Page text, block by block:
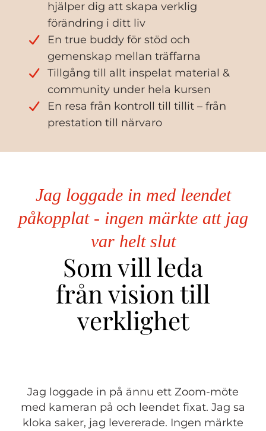
hjälper dig att skapa verklig
förändring i ditt liv
En true buddy för stöd och
gemenskap mellan träffarna
Tillgång till allt inspelat material &
community under hela kursen
En resa från kontroll till tillit – från
prestation till närvaro
Jag loggade in med leendet
påkopplat - ingen märkte att jag
var helt slut
Som vill leda
från vision till
verklighet
Jag loggade in på ännu ett Zoom-möte
med kameran på och leendet fixat. Jag sa
kloka saker, jag levererade. Ingen märkte